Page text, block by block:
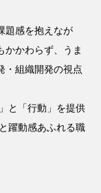
題感を抱えなが
かかわらず、うま
・組織開発の視点
と「行動」を提供
躍動感あふれる職